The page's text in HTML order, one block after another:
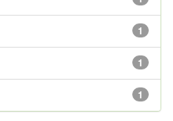
1
1
1